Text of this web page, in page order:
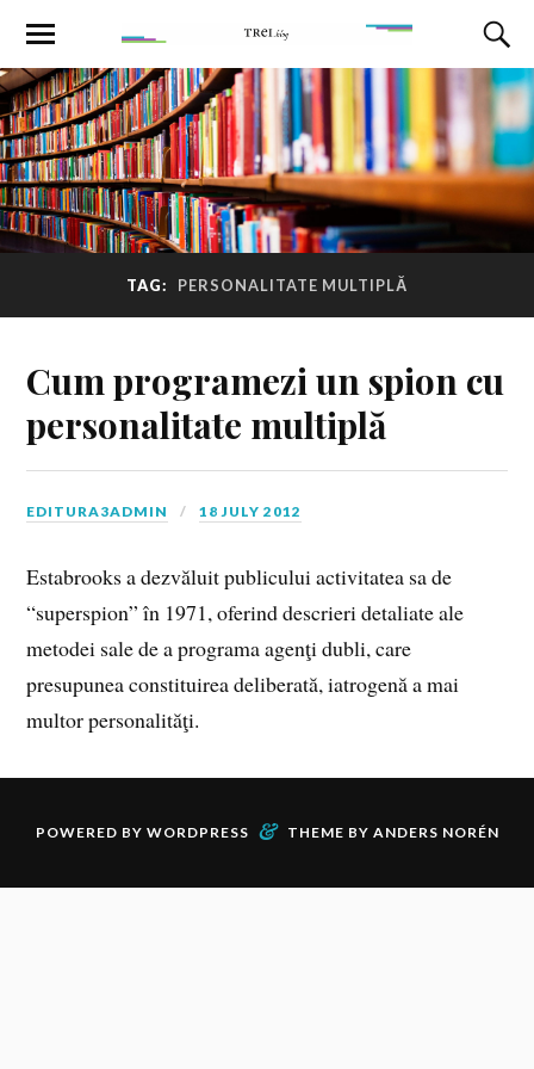
TAG: PERSONALITATE MULTIPLĂ
Cum programezi un spion cu
personalitate multiplă
EDITURA3ADMIN 18 JULY 2012
Estabrooks a dezvăluit publicului activitatea sa de
“superspion” în 1971, oferind descrieri detaliate ale
metodei sale de a programa agenţi dubli, care
presupunea constituirea deliberată, iatrogenă a mai
multor personalităţi.
POWERED BY WORDPRESS & THEME BY ANDERS NORÉN